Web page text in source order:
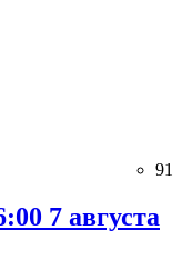
91
7 августа